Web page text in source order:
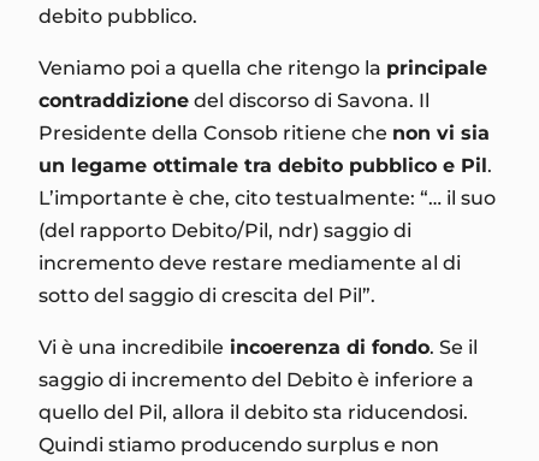
debito pubblico.
Veniamo poi a quella che ritengo la principale
contraddizione del discorso di Savona. Il
Presidente della Consob ritiene che non vi sia
un legame ottimale tra debito pubblico e Pil.
L’importante è che, cito testualmente: “… il suo
(del rapporto Debito/Pil, ndr) saggio di
incremento deve restare mediamente al di
sotto del saggio di crescita del Pil”.
Vi è una incredibile incoerenza di fondo. Se il
saggio di incremento del Debito è inferiore a
quello del Pil, allora il debito sta riducendosi.
Quindi stiamo producendo surplus e non